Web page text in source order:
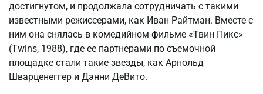
достигнутом, и продолжала сотрудничать с такими
известными режиссерами, как Иван Райтман. Вместе с
ним она снялась в комедийном фильме «Твин Пикс»
(Twins, 1988), где ее партнерами по съемочной
площадке стали такие звезды, как Арнольд
Шварценеггер и Дэнни ДеВито.